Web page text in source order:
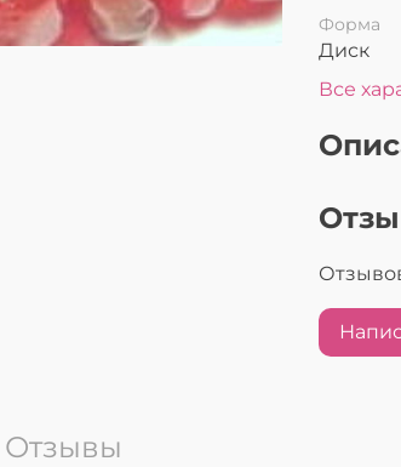
Форма
Диск
Все
Отзывы